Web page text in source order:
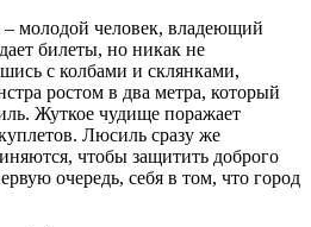
молодой человек, владеющий
билеты, но никак не
с колбами и склянками,
ростом в два метра, который
Жуткое чудище поражает
Люсиль сразу же
чтобы защитить доброго
очередь, себя в том, что город